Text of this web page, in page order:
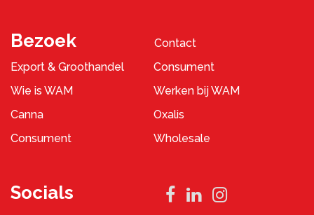
Bezoek
Contact
Export & Groothandel
Consument
Wie is WAM
Werken bij WAM
Canna
Oxalis
Consument
Wholesale
Socials